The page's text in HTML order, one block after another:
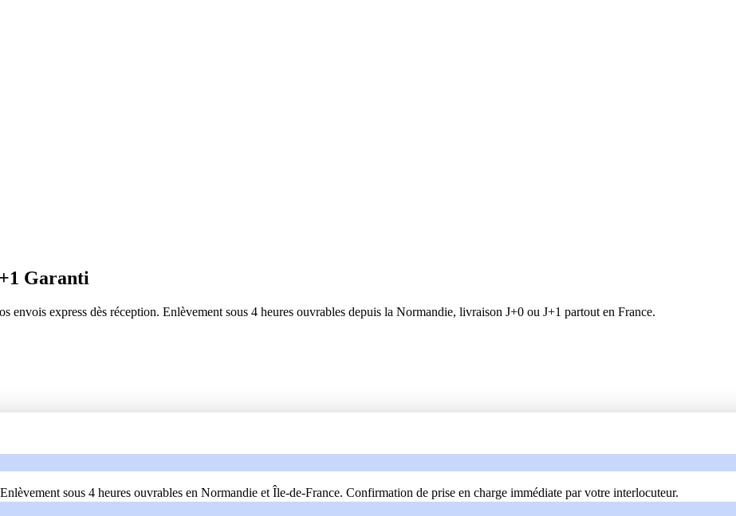
Garanti
envois express dès réception. Enlèvement sous 4 heures ouvrables depuis la Normandie, livraison J+0 ou J+1 partout en France.
sous 4 heures ouvrables en Normandie et Île-de-France. Confirmation de prise en charge immédiate par votre interlocuteur.